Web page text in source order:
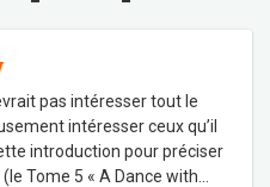
pas intéresser tout le
intéresser ceux qu’il
introduction pour préciser
Tome 5 « A Dance with